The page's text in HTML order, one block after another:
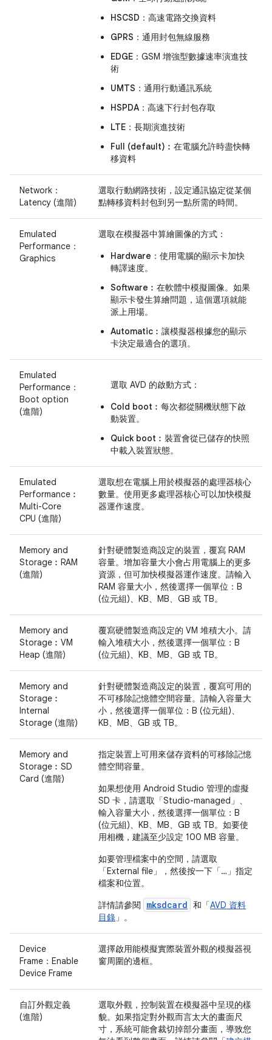
HSCSD： 高速電路交換資料
GPRS： 通用封包無線服務
EDGE： GSM 增強型數據速率演進技
術
UMTS： 通用行動通訊系統
HSPDA： 高速下行封包存取
LTE： 長期演進技術
Full (default)︰ 在電腦允許時盡快轉
移資料
Network：
Latency (進階)
選取行動網路技術，設定通訊協定從某個
點轉移資料封包到另一點所需的時間。
Emulated
Performance：
Graphics
選取在模擬器中算繪圖像的方式：
Hardware： 使用電腦的顯示卡加快
轉譯速度。
Software︰ 在軟體中模擬圖像。如果
顯示卡發生算繪問題，這個選項就能
派上用場。
Automatic︰ 讓模擬器根據您的顯示
卡決定最適合的選項。
Emulated
Performance：
Boot option
(進階)
選取 AVD 的啟動方式：
Cold boot︰ 每次都從關機狀態下啟
動裝置。
Quick boot︰ 裝置會從已儲存的快照
中載入裝置狀態。
Emulated
Performance︰
Multi-Core
CPU (進階)
選取想在電腦上用於模擬器的處理器核心
數量。使用更多處理器核心可以加快模擬
器運作速度。
Memory and
Storage︰RAM
(進階)
針對硬體製造商設定的裝置，覆寫 RAM
容量。增加容量大小會占用電腦上的更多
資源，但可加快模擬器運作速度。請輸入
RAM 容量大小，然後選擇一個單位：B
(位元組)、KB、MB、GB 或 TB。
Memory and
Storage︰VM
Heap (進階)
覆寫硬體製造商設定的 VM 堆積大小。請
輸入堆積大小，然後選擇一個單位：B
(位元組)、KB、MB、GB 或 TB。
Memory and
Storage︰
Internal
Storage (進階)
針對硬體製造商設定的裝置，覆寫可用的
不可移除記憶體空間容量。請輸入容量大
小，然後選擇一個單位：B (位元組)、
KB、MB、GB 或 TB。
Memory and
Storage︰SD
Card (進階)
指定裝置上可用來儲存資料的可移除記憶
體空間容量。
如果想使用 Android Studio 管理的虛擬
SD 卡，請選取「Studio-managed」 、
輸入容量大小，然後選擇一個單位：B
(位元組)、KB、MB、GB 或 TB。如要使
用相機，建議至少設定 100 MB 容量。
如要管理檔案中的空間，請選取
「External file」
，然後按一下「…」 指定
檔案和位置。
詳情請參閱
mksdcard 和「AVD 資料
目錄 」。
Device
Frame：Enable
Device Frame
選擇啟用能模擬實際裝置外觀的模擬器視
窗周圍的邊框。
自訂外觀定義
(進階)
選取外觀，控制裝置在模擬器中呈現的樣
貌。如果指定對外觀而言太大的畫面尺
寸，系統可能會裁切掉部分畫面，導致您